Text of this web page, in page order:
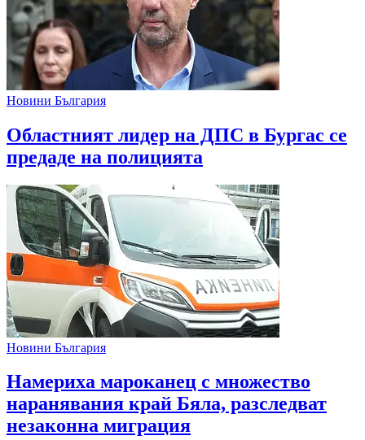
Новини България
Областният лидер на ДПС в Бургас се
предаде на полицията
Новини България
Намериха мароканец с множество
наранявания край Бяла, разследват
незаконна миграция